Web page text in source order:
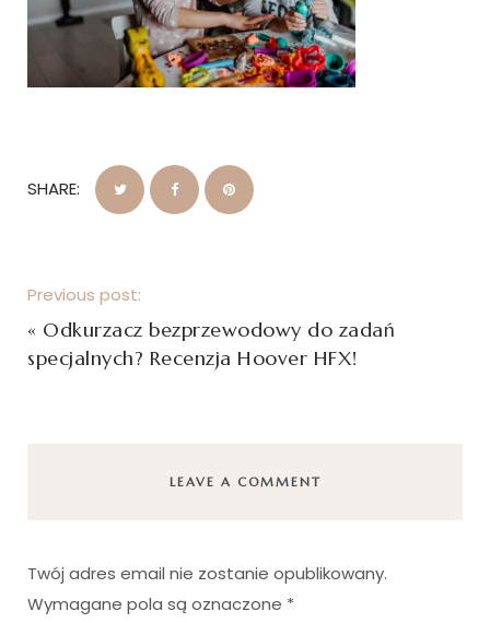
SHARE:
Previous post:
« Odkurzacz bezprzewodowy do zadań
specjalnych? Recenzja Hoover HFX!
LEAVE A COMMENT
Twój adres email nie zostanie opublikowany.
Wymagane pola są oznaczone *